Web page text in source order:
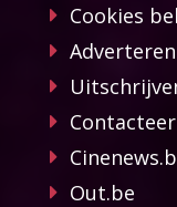
Cookies
Adverteren
Out.be